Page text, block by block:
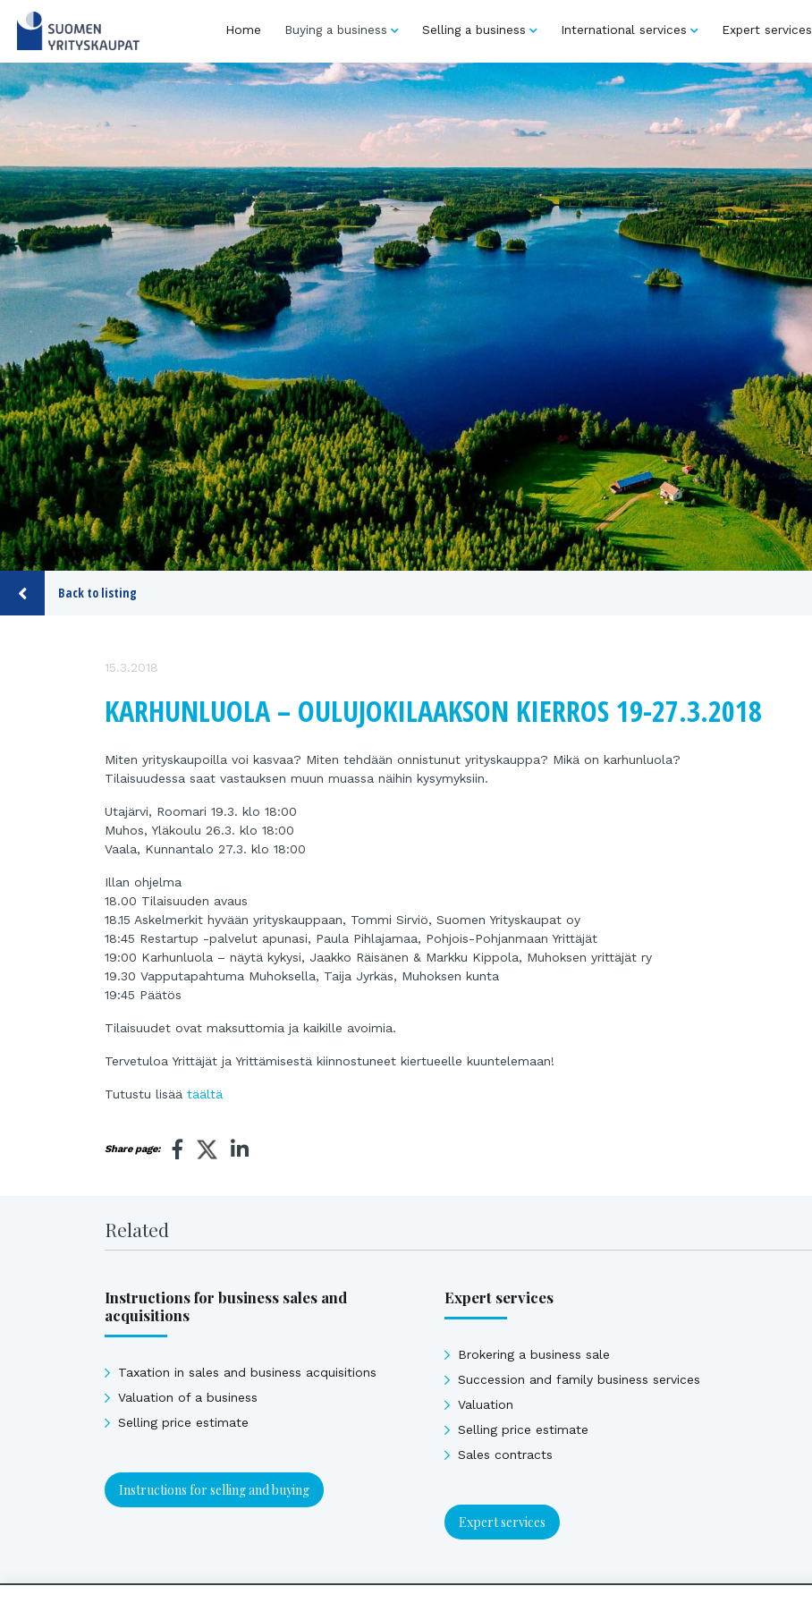
Home Buying a business Selling a business International services Expert services
Back to listing
15.3.2018
KARHUNLUOLA – OULUJOKILAAKSON KIERROS 19-27.3.2018
Miten yrityskaupoilla voi kasvaa? Miten tehdään onnistunut yrityskauppa? Mikä on karhunluola?
Tilaisuudessa saat vastauksen muun muassa näihin kysymyksiin.
Utajärvi, Roomari 19.3. klo 18:00
Muhos, Yläkoulu 26.3. klo 18:00
Vaala, Kunnantalo 27.3. klo 18:00
Illan ohjelma
18.00 Tilaisuuden avaus
18.15 Askelmerkit hyvään yrityskauppaan, Tommi Sirviö, Suomen Yrityskaupat oy
18:45 Restartup -palvelut apunasi, Paula Pihlajamaa, Pohjois-Pohjanmaan Yrittäjät
19:00 Karhunluola – näytä kykysi, Jaakko Räisänen & Markku Kippola, Muhoksen yrittäjät ry
19.30 Vapputapahtuma Muhoksella, Taija Jyrkäs, Muhoksen kunta
19:45 Päätös
Tilaisuudet ovat maksuttomia ja kaikille avoimia.
Tervetuloa Yrittäjät ja Yrittämisestä kiinnostuneet kiertueelle kuuntelemaan!
Tutustu lisää täältä
Share page:
Related
Instructions for business sales and
acquisitions
Taxation in sales and business acquisitions
Valuation of a business
Selling price estimate
Instructions for selling and buying
Expert services
Brokering a business sale
Succession and family business services
Valuation
Selling price estimate
Sales contracts
Expert services